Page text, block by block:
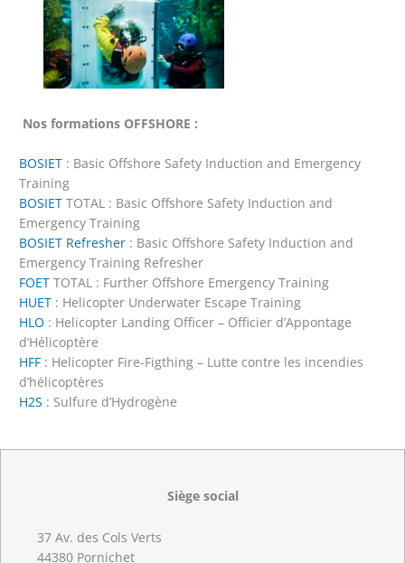
Nos formations OFFSHORE :
BOSIET : Basic Offshore Safety Induction and Emergency
Training
BOSIETTOTAL : Basic Offshore Safety Induction and
Emergency Training
BOSIET Refresher : Basic Offshore Safety Induction and
Emergency Training Refresher
FOETTOTAL : Further Offshore Emergency Training
HUET : Helicopter Underwater Escape Training
HLO : Helicopter Landing Officer – Officier d’Appontage
d’Hélicoptère
HFF : Helicopter Fire-Figthing – Lutte contre les incendies
d’hélicoptères
H2S : Sulfure d’Hydrogène
Siège social
37 Av. des Cols Verts
44380 Pornichet